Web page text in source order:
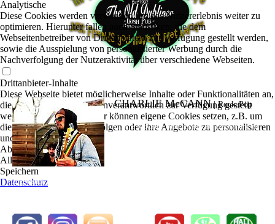
CHARLIE McCANN|Rock-Pop
Charlie McCann, auch bekannt als Denis Fury, ist
zugewandt, gelegentlich auch mit Originalmusik.
Analytische
Diese Cookies werden verwendet, um das Nutzererlebnis weiter zu
optimieren. Hierunter fallen auch Statistiken, die dem
Webseitenbetreiber von Drittanbietern zur Verfügung gestellt werden,
sowie die Ausspielung von personalisierter Werbung durch die
Nachverfolgung der Nutzeraktivität über verschiedene Webseiten.
Drittanbieter-Inhalte
Diese Webseite bietet möglicherweise Inhalte oder Funktionalitäten an,
die von Drittanbietern eigenverantwortlich zur Verfügung gestellt
werden. Diese Drittanbieter können eigene Cookies setzen, z.B. um
die Nutzeraktivität zu verfolgen oder ihre Angebote zu personalisieren
und zu optimieren.
Ablehnen
Alle akzeptieren
Speichern
Datenschutz